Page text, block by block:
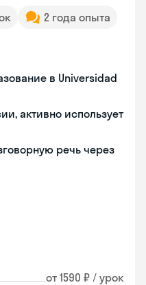
2 года опыта
в Universidad
активно использует
речь через
от 1590 ₽ / урок